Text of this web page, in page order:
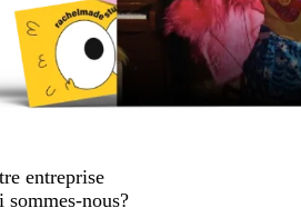
entreprise
sommes-nous?